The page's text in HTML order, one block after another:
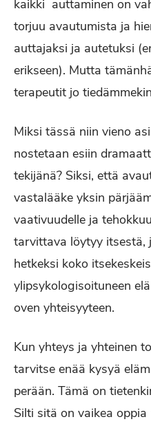
kaikki auttaminen on
torjuu avautumista ja
auttajaksi ja autetuksi
erikseen). Mutta
terapeutit jo
Miksi tässä niin vieno
nostetaan esiin
tekijänä? Siksi, että
vastalääke yksin
vaativuudelle ja
tarvittava löytyy itsestä,
hetkeksi koko
ylipsykologisoituneen
oven yhteisyyteen.
Kun yhteys ja yhteinen
tarvitse enää kysyä
perään. Tämä on
Silti sitä on vaikea